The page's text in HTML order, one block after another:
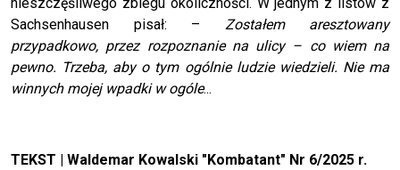
nieszczęśliwego zbiegu okoliczności. W jednym z listów z
Sachsenhausen pisał: – Zostałem aresztowany
przypadkowo, przez rozpoznanie na ulicy – co wiem na
pewno. Trzeba, aby o tym ogólnie ludzie wiedzieli. Nie ma
winnych mojej wpadki w ogóle...
TEKST | Waldemar Kowalski "Kombatant" Nr 6/2025 r.